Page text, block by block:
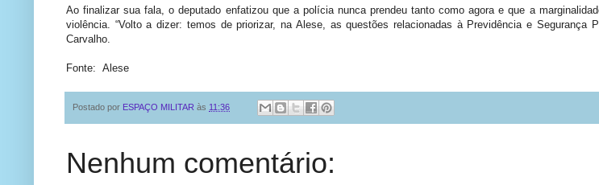
Ao finalizar sua fala, o deputado enfatizou que a polícia nunca prendeu tanto como agora e que a
violência. “Volto a dizer: temos de priorizar, na Alese, as questões relacionadas à Previdência e Segurança
Carvalho.
Fonte: Alese
Postado por ESPAÇO MILITAR às 11:36
Nenhum comentário: